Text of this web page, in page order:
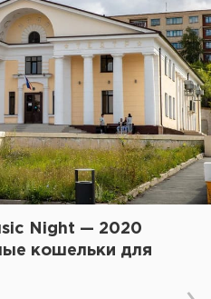
Night — 2020
кошельки для